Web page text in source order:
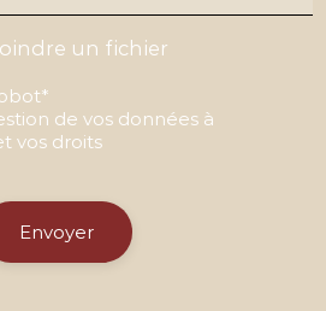
un fichier
de vos données à
vos droits
Envoyer